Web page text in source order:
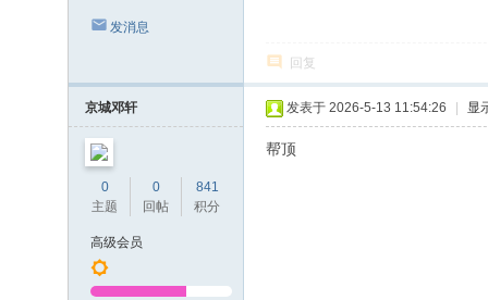
发消息
回复
京城邓轩
0
主题
0
回帖
841
积分
高级会员
发表于 2026-5-13 11:54:26 显
帮顶